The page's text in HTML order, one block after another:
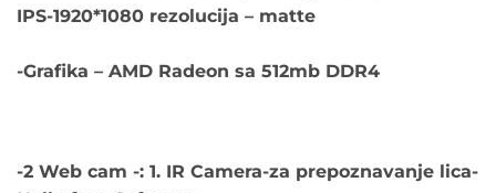
IPS-1920*1080 rezolucija – matte
-Grafika – AMD Radeon sa 512mb DDR4
-2 Web cam -: 1. IR Camera-za prepoznavanje lica-